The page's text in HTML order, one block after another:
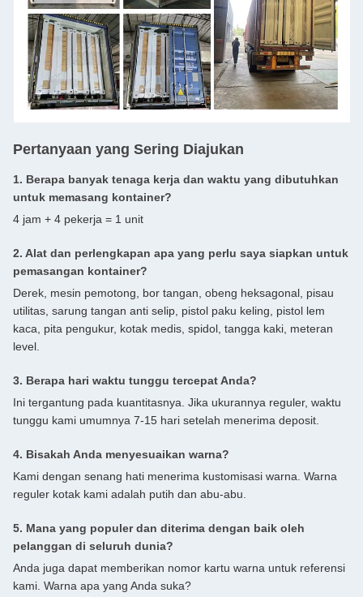
Pertanyaan yang Sering Diajukan
1. Berapa banyak tenaga kerja dan waktu yang dibutuhkan
untuk memasang kontainer?
4 jam + 4 pekerja = 1 unit
2. Alat dan perlengkapan apa yang perlu saya siapkan untuk
pemasangan kontainer?
Derek, mesin pemotong, bor tangan, obeng heksagonal, pisau
utilitas, sarung tangan anti selip, pistol paku keling, pistol lem
kaca, pita pengukur, kotak medis, spidol, tangga kaki, meteran
level.
3. Berapa hari waktu tunggu tercepat Anda?
Ini tergantung pada kuantitasnya. Jika ukurannya reguler, waktu
tunggu kami umumnya 7-15 hari setelah menerima deposit.
4. Bisakah Anda menyesuaikan warna?
Kami dengan senang hati menerima kustomisasi warna. Warna
reguler kotak kami adalah putih dan abu-abu.
5. Mana yang populer dan diterima dengan baik oleh
pelanggan di seluruh dunia?
Anda juga dapat memberikan nomor kartu warna untuk referensi
kami. Warna apa yang Anda suka?